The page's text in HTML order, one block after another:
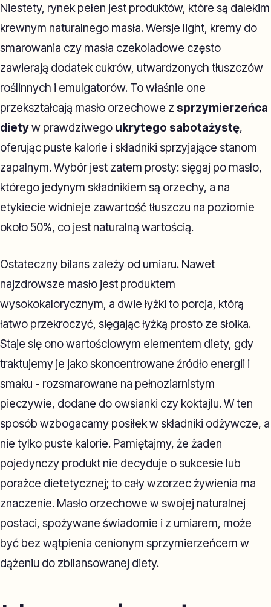
Niestety, rynek pełen jest produktów, które są dalekim
krewnym naturalnego masła. Wersje light, kremy do
smarowania czy masła czekoladowe często
zawierają dodatek cukrów, utwardzonych tłuszczów
roślinnych i emulgatorów. To właśnie one
przekształcają masło orzechowe z sprzymierzeńca
dietyw prawdziwego ukrytego sabotażystę,
oferując puste kalorie i składniki sprzyjające stanom
zapalnym. Wybór jest zatem prosty: sięgaj po masło,
którego jedynym składnikiem są orzechy, a na
etykiecie widnieje zawartość tłuszczu na poziomie
około 50%, co jest naturalną wartością.
Ostateczny bilans zależy od umiaru. Nawet
najzdrowsze masło jest produktem
wysokokalorycznym, a dwie łyżki to porcja, którą
łatwo przekroczyć, sięgając łyżką prosto ze słoika.
Staje się ono wartościowym elementem diety, gdy
traktujemy je jako skoncentrowane źródło energii i
smaku - rozsmarowane na pełnoziarnistym
pieczywie, dodane do owsianki czy koktajlu. W ten
sposób wzbogacamy posiłek w składniki odżywcze, a
nie tylko puste kalorie. Pamiętajmy, że żaden
pojedynczy produkt nie decyduje o sukcesie lub
porażce dietetycznej; to cały wzorzec żywienia ma
znaczenie. Masło orzechowe w swojej naturalnej
postaci, spożywane świadomie i z umiarem, może
być bez wątpienia cenionym sprzymierzeńcem w
dążeniu do zbilansowanej diety.